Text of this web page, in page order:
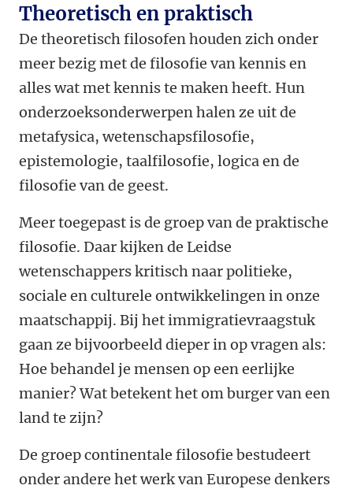
Theoretisch en praktisch
De theoretisch filosofen houden zich onder
meer bezig met de filosofie van kennis en
alles wat met kennis te maken heeft. Hun
onderzoeksonderwerpen halen ze uit de
metafysica, wetenschapsfilosofie,
epistemologie, taalfilosofie, logica en de
filosofie van de geest.
Meer toegepast is de groep van de praktische
filosofie. Daar kijken de Leidse
wetenschappers kritisch naar politieke,
sociale en culturele ontwikkelingen in onze
maatschappij. Bij het immigratievraagstuk
gaan ze bijvoorbeeld dieper in op vragen als:
Hoe behandel je mensen op een eerlijke
manier? Wat betekent het om burger van een
land te zijn?
De groep continentale filosofie bestudeert
onder andere het werk van Europese denkers